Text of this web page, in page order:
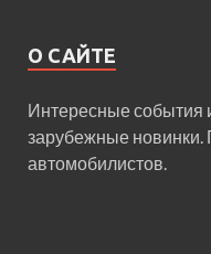
О САЙТЕ
Интересные события
зарубежные
автомобилистов.